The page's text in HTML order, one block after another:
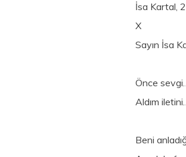
İsa Kartal,
X
Sayın İsa
Önce
Aldım
Beni